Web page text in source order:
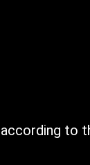
according to